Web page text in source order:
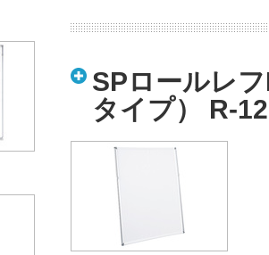
SPロールレ
タイプ） R-